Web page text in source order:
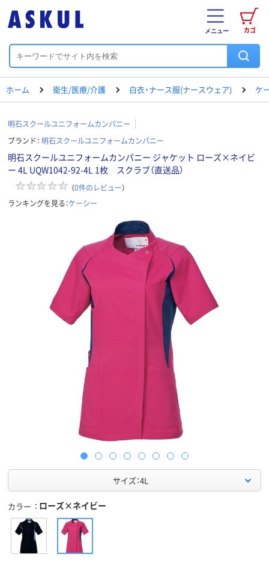
カゴ
メニュー
ホーム 衛生/医療/介護 白衣・ナース服(ナースウェア) ケ
明石スクールユニフォームカンパニー
ブランド： 明石スクールユニフォームカンパニー
明石スクールユニフォームカンパニー ジャケット ローズ×ネイビ
ー 4L UQW1042-92-4L 1枚 スクラブ（直送品）
（0件のレビュー）
ランキングを見る：ケーシー
サイズ：4L
カラー ローズ×ネイビー